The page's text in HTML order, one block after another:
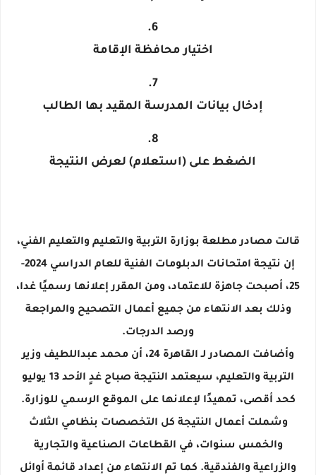
اختيارمحافظة الإقامة
إدخال بيانات المدرسة المقيد بها الطالب
الضغط على (استعلام) لعرض النتيجة
قالت مصادر مطلعة بوزارة التربية والتعليم والتعليم الفني،
إن نتيجة امتحانات الدبلومات الفنية للعام الدراسي 2024-
25، أصبحت جاهزة للاعتماد، ومن المقرر إعلانها رسميًا غدا،
وذلك بعد الانتهاء من جميع أعمال التصحيح والمراجعة
ورصد الدرجات.
وأضافت المصادر لـ القاهرة 24، أن محمد عبداللطيف وزير
التربية والتعليم، سيعتمد النتيجة صباح غدٍ الأحد 13 يوليو
كحد أقصى، تمهيدًا لإعلانها على الموقع الرسمي للوزارة.
وشملت أعمال النتيجة كل التخصصات بنظامي الثلاث
والخمس سنوات، في القطاعات الصناعية والتجارية
والزراعية والفندقية. كما تم الانتهاء من إعداد قائمة أوائل